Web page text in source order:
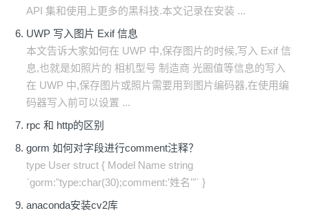
API 集和使用上更多的黑科技.本文记录在安装 ...
UWP 写入图片 Exif 信息
本文告诉大家如何在 UWP 中,保存图片的时候,写入 Exif 信
息,也就是如照片的 相机型号 制造商 光圈值等信息的写入
在 UWP 中,保存图片或照片需要用到图片编码器,在使用编
码器写入前可以设置 ...
rpc 和 http的区别
gorm 如何对字段进行comment注释？
type User struct { Model Name string
`gorm:"type:char(30);comment:'姓名'"` }
anaconda安装cv2库